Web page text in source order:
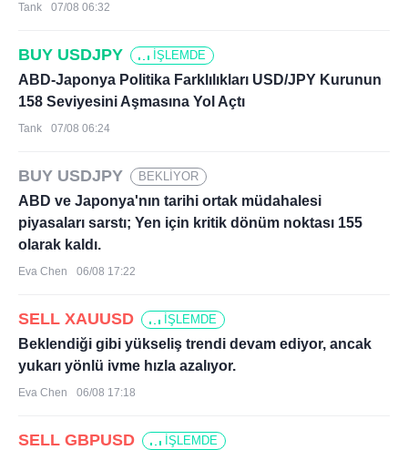
Tank 07/08 06:32
BUY USDJPY İŞLEMDE
ABD-Japonya Politika Farklılıkları USD/JPY Kurunun
158 Seviyesini Aşmasına Yol Açtı
Tank 07/08 06:24
BUY USDJPY BEKLİYOR
ABD ve Japonya'nın tarihi ortak müdahalesi
piyasaları sarstı; Yen için kritik dönüm noktası 155
olarak kaldı.
Eva Chen 06/08 17:22
SELL XAUUSD İŞLEMDE
Beklendiği gibi yükseliş trendi devam ediyor, ancak
yukarı yönlü ivme hızla azalıyor.
Eva Chen 06/08 17:18
SELL GBPUSD İŞLEMDE